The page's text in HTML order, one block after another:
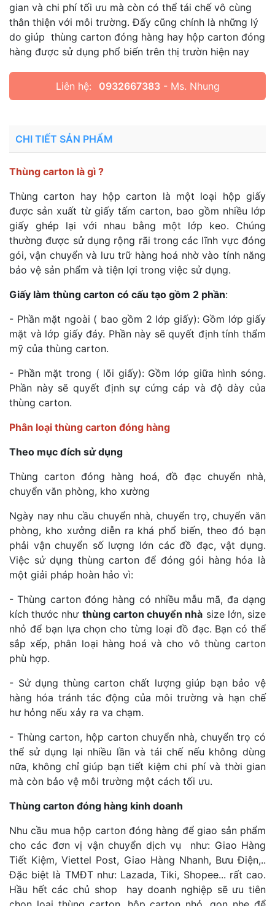
gian và chi phí tối ưu mà còn có thể tái chế vô cùng
thân thiện với môi trường. Đấy cũng chính là những lý
do giúp thùng carton đóng hàng hay hộp carton đóng
hàng được sử dụng phổ biến trên thị trườn hiện nay
Liên hệ: 0932667383- Ms. Nhung
CHI TIẾT SẢN PHẨM
Thùng carton là gì ?
Thùng carton hay hộp carton là một loại hộp giấy
được sản xuất từ giấy tấm carton, bao gồm nhiều lớp
giấy ghép lại với nhau bằng một lớp keo. Chúng
thường được sử dụng rộng rãi trong các lĩnh vực đóng
gói, vận chuyển và lưu trữ hàng hoá nhờ vào tính năng
bảo vệ sản phẩm và tiện lợi trong việc sử dụng.
Giấy làm thùng carton có cấu tạo gồm 2 phần:
- Phần mặt ngoài ( bao gồm 2 lớp giấy): Gồm lớp giấy
mặt và lớp giấy đáy. Phần này sẽ quyết định tính thẩm
mỹ của thùng carton.
- Phần mặt trong ( lõi giấy): Gồm lớp giữa hình sóng.
Phần này sẽ quyết định sự cứng cáp và độ dày của
thùng carton.
Phân loại thùng carton đóng hàng
Theo mục đích sử dụng
Thùng carton đóng hàng hoá, đồ đạc chuyển nhà,
chuyển văn phòng, kho xường
Ngày nay nhu cầu chuyển nhà, chuyển trọ, chuyển văn
phòng, kho xưởng diễn ra khá phổ biến, theo đó bạn
phải vận chuyển số lượng lớn các đồ đạc, vật dụng.
Việc sử dụng thùng carton để đóng gói hàng hóa là
một giải pháp hoàn hảo vì:
- Thùng carton đóng hàng có nhiều mẫu mã, đa dạng
kích thước như thùng carton chuyển nhà size lớn, size
nhỏ để bạn lựa chọn cho từng loại đồ đạc. Bạn có thể
sắp xếp, phân loại hàng hoá và cho vô thùng carton
phù hợp.
- Sử dụng thùng carton chất lượng giúp bạn bảo vệ
hàng hóa tránh tác động của môi trường và hạn chế
hư hỏng nếu xảy ra va chạm.
- Thùng carton, hộp carton chuyển nhà, chuyển trọ có
thể sử dụng lại nhiều lần và tái chế nếu không dùng
nữa, không chỉ giúp bạn tiết kiệm chi phí và thời gian
mà còn bảo vệ môi trường một cách tối ưu.
Thùng carton đóng hàng kinh doanh
Nhu cầu mua hộp carton đóng hàng để giao sản phẩm
cho các đơn vị vận chuyển dịch vụ như: Giao Hàng
Tiết Kiệm, Viettel Post, Giao Hàng Nhanh, Bưu Điện,..
Đặc biệt là TMĐT như: Lazada, Tiki, Shopee... rất cao.
Hầu hết các chủ shop hay doanh nghiệp sẽ ưu tiên